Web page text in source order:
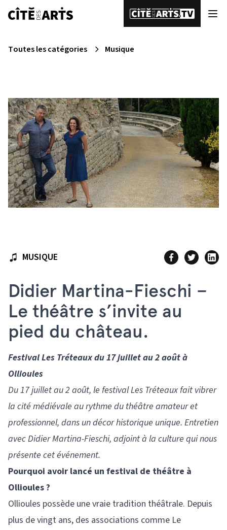
Toutes les catégories Musique
MUSIQUE
Didier Martina-Fieschi –
Le théâtre s’invite au
pied du château.
Festival Les Tréteaux du 17 juillet au 2 août à
Ollioules
Du 17 juillet au 2 août, le festival Les Tréteaux fait vibrer
la cité médiévale au rythme du théâtre amateur et
professionnel, dans un décor historique unique. Entretien
avec Didier Martina-Fieschi, adjoint à la culture qui nous
présente cet événement.
Pourquoi avoir lancé un festival de théâtre à
Ollioules ?
Ollioules possède une vraie tradition théâtrale. Depuis
plus de vingt ans, des associations comme Le